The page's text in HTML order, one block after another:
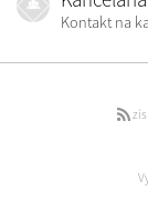
Kontakt na